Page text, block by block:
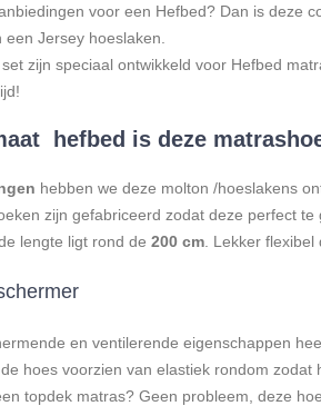
voor een Hefbed? Dan is deze
Jersey hoeslaken.
zijn speciaal ontwikkeld voor Hefbed
hefbed is deze
hebben we deze molton /hoeslakens
zijn gefabriceerd zodat deze perfect
lengte ligt rond de 200 cm . Lekker flexibel
en ventilerende eigenschappen
hoes voorzien van elastiek rondom zodat
topdek matras? Geen probleem, deze